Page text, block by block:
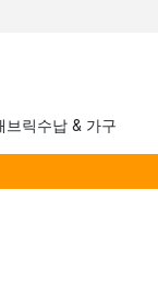
브릭수납 & 가구